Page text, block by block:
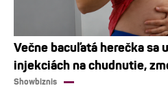
Večne bacuľatá herečka sa
injekciách na chudnutie,
Showbiznis